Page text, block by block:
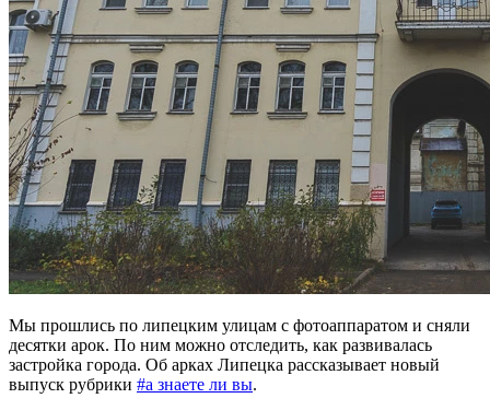
Мы прошлись по липецким улицам с фотоаппаратом и сняли
десятки арок. По ним можно отследить, как развивалась
застройка города. Об арках Липецка рассказывает новый
выпуск рубрики #а знаете ли вы.